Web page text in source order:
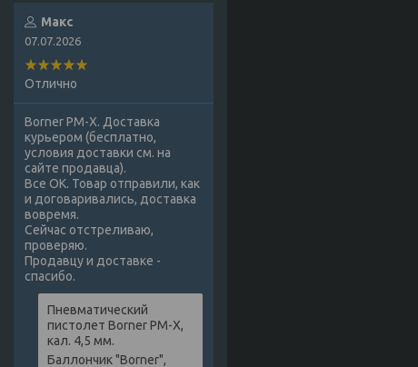
Макс
07.07.2026
Отлично
Borner PM-X. Доставка
курьером (бесплатно,
условия доставки см. на
сайте продавца).
Все ОК. Товар отправили, как
и договаривались, доставка
вовремя.
Сейчас отстреливаю,
проверяю.
Продавцу и доставке -
спасибо.
Пневматический
пистолет Borner PM-X,
кал. 4,5 мм.
Баллончик "Borner",